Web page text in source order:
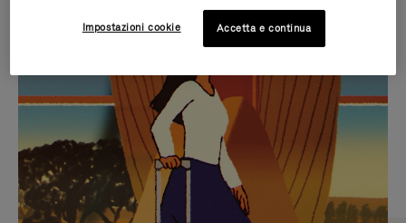
NON
È
IN
PAUSA,
PREMERE
È
SILENZIATO,
PREMI
PER
ATTIVARE
SELEZIONI REGALO CURATE
Trova la compagna perfetta
per ogni viaggio
Impostazioni cookie Accetta e continua